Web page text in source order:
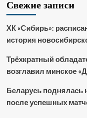
Свежие записи
ХК «Сибирь»:
история
Трёхкратный
возглавил минское
Беларусь поднялась
после успешных